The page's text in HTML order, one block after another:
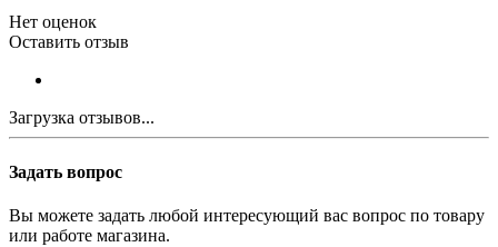
Нет оценок
Оставить отзыв
Загрузка отзывов...
Задать вопрос
Вы можете задать любой интересующий вас вопрос по товару
или работе магазина.